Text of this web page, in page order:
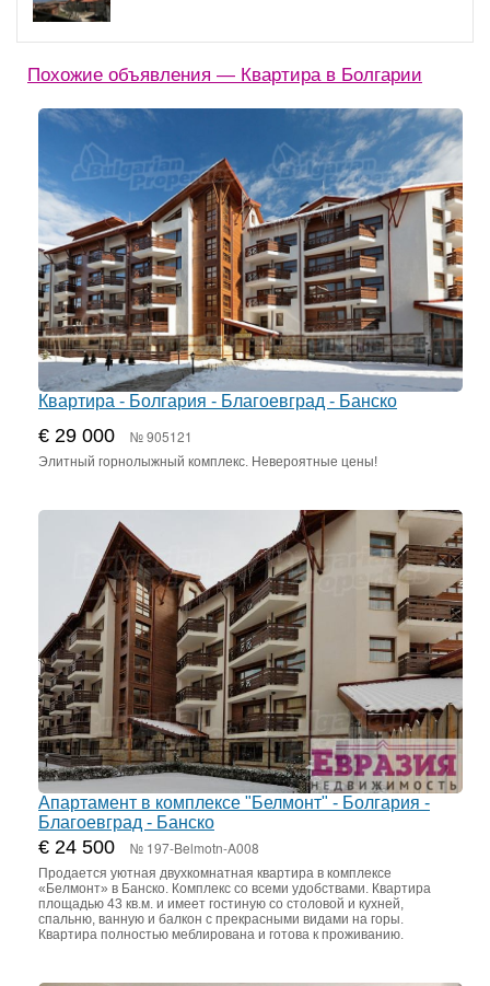
Похожие объявления — Квартира в Болгарии
Квартира - Болгария - Благоевград - Банско
€ 29 000 № 905121
Элитный горнолыжный комплекс. Невероятные цены!
Апартамент в комплексе "Белмонт" - Болгария -
Благоевград - Банско
€ 24 500 № 197-Belmotn-A008
Продается уютная двухкомнатная квартира в комплексе
«Белмонт» в Банско. Комплекс со всеми удобствами. Квартира
площадью 43 кв.м. и имеет гостиную со столовой и кухней,
спальню, ванную и балкон с прекрасными видами на горы.
Квартира полностью меблирована и готова к проживанию.